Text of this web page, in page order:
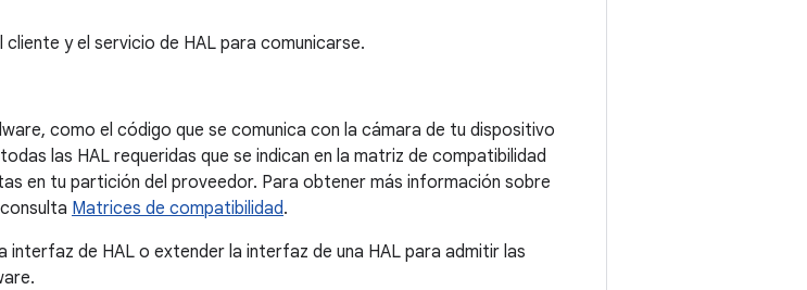
cliente y el servicio de HAL para comunicarse.
como el código que se comunica con la cámara de tu dispositivo
las HAL requeridas que se indican en la matriz de compatibilidad
en tu partición del proveedor. Para obtener más información sobre
Matrices de compatibilidad.
interfaz de HAL o extender la interfaz de una HAL para admitir las